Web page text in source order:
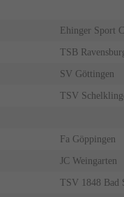
Ehinger Sport
TSB
SV Göttingen
TSV
Fa Göppingen
JC Weingarten
TSV 1848 Bad